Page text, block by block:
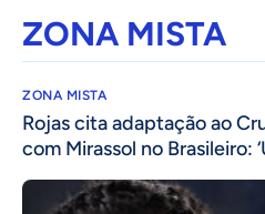
ZONA MISTA
ZONA MISTA
Rojas cita adaptação ao
com Mirassol no Brasileiro: